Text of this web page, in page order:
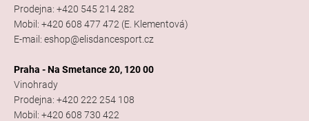
Prodejna: +420 545 214 282
Mobil: +420 608 477 472 (E. Klementová)
E-mail: eshop@elisdancesport.cz
Praha - Na Smetance 20, 120 00
Vinohrady
Prodejna: +420 222 254 108
Mobil: +420 608 730 422